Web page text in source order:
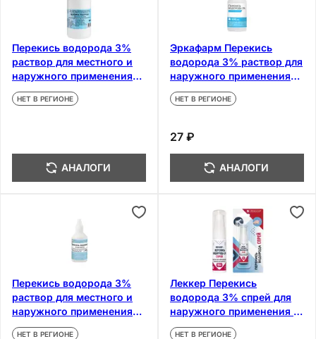
Перекись водорода 3%
раствор для местного и
наружного применения
100 мл
НЕТ В РЕГИОНЕ
АНАЛОГИ
Эркафарм Перекись
водорода 3% раствор для
наружного применения
100 мл
НЕТ В РЕГИОНЕ
27 ₽
АНАЛОГИ
Перекись водорода 3%
раствор для местного и
наружного применения
100 мл
НЕТ В РЕГИОНЕ
Леккер Перекись
водорода 3% спрей для
наружного применения 10
мл
НЕТ В РЕГИОНЕ